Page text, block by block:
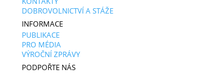
DOBROVOLNICTVÍ A STÁŽE
INFORMACE
PUBLIKACE
PRO MÉDIA
VÝROČNÍ ZPRÁVY
PODPOŘTE NÁS